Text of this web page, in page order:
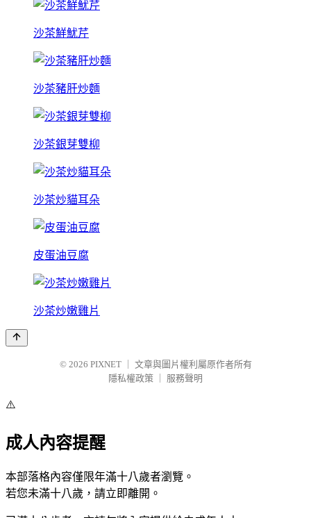
沙茶鮮魷芹
沙茶豬肝炒麵
沙茶銀芽雙柳
沙茶炒貓耳朵
皮蛋油豆腐
沙茶炒嫩雞片
© 2026 PIXNET
文章與圖片權利屬原作者所有
隱私權政策
服務聲明
⚠️
成人內容提醒
本部落格內容僅限年滿十八歲者瀏覽。
若您未滿十八歲，請立即離開。